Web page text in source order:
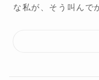
な私が、そう叫んで